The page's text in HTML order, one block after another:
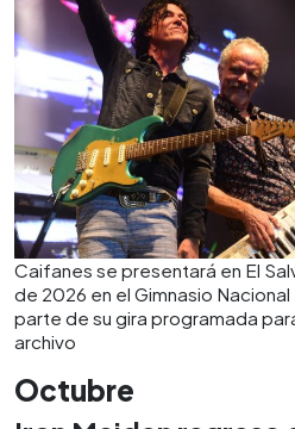
Caifanes se presentará en El
de 2026 en el Gimnasio
parte de su gira programada
archivo
Octubre